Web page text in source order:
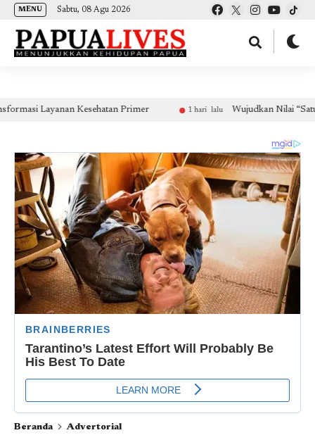
(self.SWG_BASIC = self.SWG_BASIC || []).push( basicSubscriptions => {
basicSubscriptions.init({ type: "NewsArticle", isPartOfType: ["Product"], isPartOfProductId:
MENU Sabtu, 08 Agu 2026
Layanan Kesehatan Primer 1 hari lalu Wujudkan Nilai “Satu
Beranda Advertorial